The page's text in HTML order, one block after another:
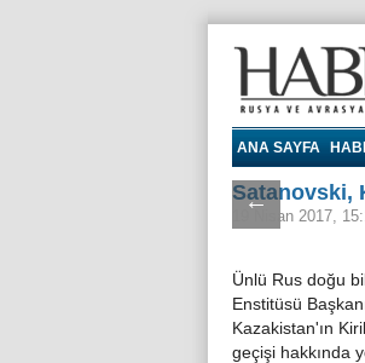
Haberrus.com
ANA SAYFA
←
Satanovski,
19 Nisan 2017,
Ünlü Rus doğu
Enstitüsü
Kazakistan'ın
geçişi hakkında